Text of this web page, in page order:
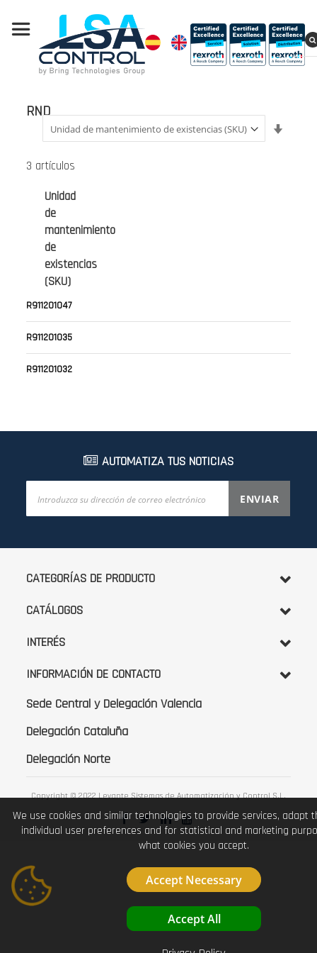
RND
3 artículos
Unidad
de
mantenimiento
de
existencias
(SKU)
R911201047
R911201035
R911201032
AUTOMATIZA TUS NOTICIAS
noticias:
ENVIAR
CATEGORÍAS DE PRODUCTO
CATÁLOGOS
INTERÉS
INFORMACIÓN DE CONTACTO
Sede Central y Delegación Valencia
Delegación Cataluña
Delegación Norte
Copyright © 2022 Levante Sistemas de Automatización y Control S.L.
We use cookies and similar technologies to provide services, adapt
individual user preferences and for statistical and marketing
what cookies you accept.
Accept Necessary
Accept All